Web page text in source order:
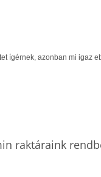
ígérnek, azonban mi igaz
raktáraink